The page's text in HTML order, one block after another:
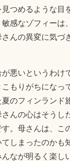
つめるような目
感なゾフィーは
さんの異変に気づ
悪いというわけ
もりがちになっ
のフィンランド
んの心はそうし
。母さんは、こ
しまったのかも
なが明るく楽し